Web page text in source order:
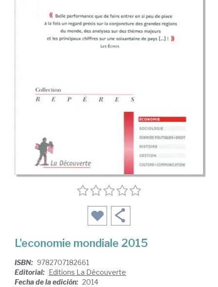
L'economie mondiale 2015
ISBN: 9782707182661
Editorial: Editions La Découverte
Fecha de la edición: 2014